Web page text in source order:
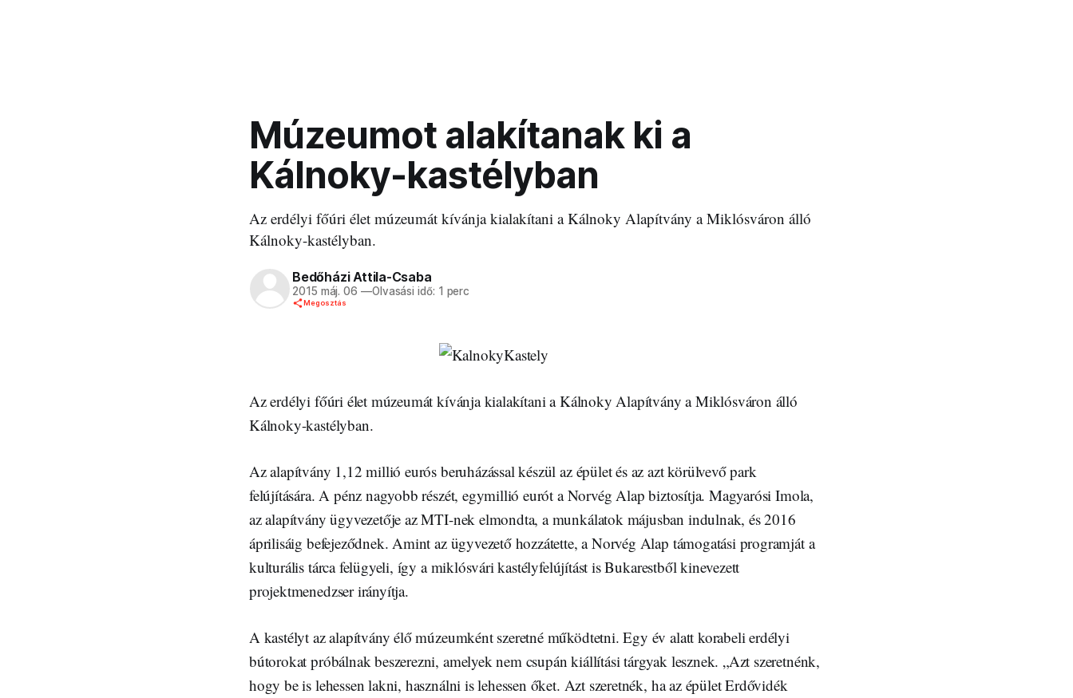
Múzeumot alakítanak ki a
Kálnoky-kastélyban
Az erdélyi főúri élet múzeumát kívánja kialakítani a Kálnoky Alapítvány a Miklósváron álló
Kálnoky-kastélyban.
Bedőházi Attila-Csaba
2015 máj. 06 —Olvasási idő: 1 perc
Megosztás
Az erdélyi főúri élet múzeumát kívánja kialakítani a Kálnoky Alapítvány a Miklósváron álló
Kálnoky-kastélyban.
Az alapítvány 1,12 millió eurós beruházással készül az épület és az azt körülvevő park
felújítására. A pénz nagyobb részét, egymillió eurót a Norvég Alap biztosítja. Magyarósi Imola,
az alapítvány ügyvezetője az MTI-nek elmondta, a munkálatok májusban indulnak, és 2016
áprilisáig befejeződnek. Amint az ügyvezető hozzátette, a Norvég Alap támogatási programját a
kulturális tárca felügyeli, így a miklósvári kastélyfelújítást is Bukarestből kinevezett
projektmenedzser irányítja.
A kastélyt az alapítvány élő múzeumként szeretné működtetni. Egy év alatt korabeli erdélyi
bútorokat próbálnak beszerezni, amelyek nem csupán kiállítási tárgyak lesznek. „Azt szeretnénk,
hogy be is lehessen lakni, használni is lehessen őket. Azt szeretnék, ha az épület Erdővidék